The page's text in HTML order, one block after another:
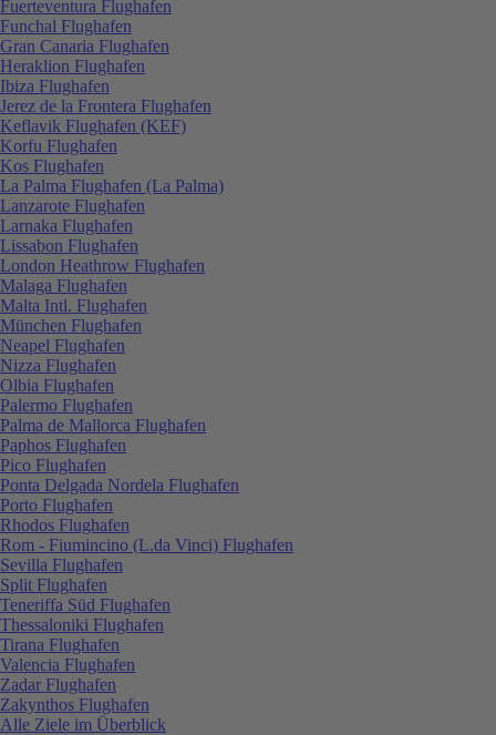
Fuerteventura Flughafen
Funchal Flughafen
Gran Canaria Flughafen
Heraklion Flughafen
Ibiza Flughafen
Jerez de la Frontera Flughafen
Keflavik Flughafen (KEF)
Korfu Flughafen
Kos Flughafen
La Palma Flughafen (La Palma)
Lanzarote Flughafen
Larnaka Flughafen
Lissabon Flughafen
London Heathrow Flughafen
Malaga Flughafen
Malta Intl. Flughafen
München Flughafen
Neapel Flughafen
Nizza Flughafen
Olbia Flughafen
Palermo Flughafen
Palma de Mallorca Flughafen
Paphos Flughafen
Pico Flughafen
Ponta Delgada Nordela Flughafen
Porto Flughafen
Rhodos Flughafen
Rom - Fiumincino (L.da Vinci) Flughafen
Sevilla Flughafen
Split Flughafen
Teneriffa Süd Flughafen
Thessaloniki Flughafen
Tirana Flughafen
Valencia Flughafen
Zadar Flughafen
Zakynthos Flughafen
Alle Ziele im Überblick